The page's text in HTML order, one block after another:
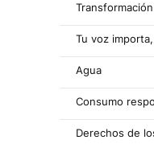
Tu voz
Agua
Consumo
Derechos de